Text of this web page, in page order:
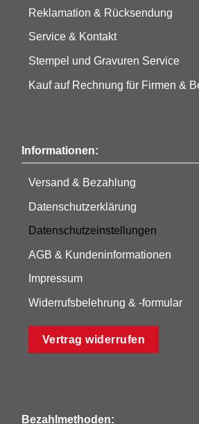
Reklamation & Rücksendung
Service & Kontakt
Stempel und Gravuren Service
Kauf auf Rechnung für Firmen &
Informationen:
Versand & Bezahlung
Datenschutzerklärung
Datenschutzeinstellungen
AGB & Kundeninformationen
Impressum
Widerrufsbelehrung & -formular
Vertrag widerrufen
Bezahlmethoden: